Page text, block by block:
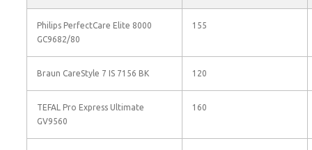
Philips PerfectCare Elite 8000
GC9682/80
155
Braun CareStyle 7 IS 7156 BK 120
TEFAL Pro Express Ultimate
GV9560
160